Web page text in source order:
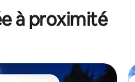
à proximité